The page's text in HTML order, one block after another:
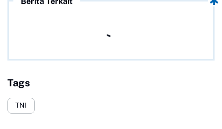
Tags
TNI